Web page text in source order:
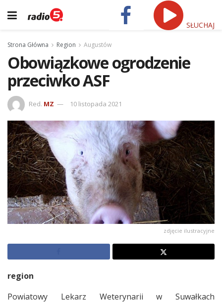
SŁUCHAJ
Strona Główna Region Augustów
Obowiązkowe ogrodzenie
przeciwko ASF
Red. MZ 10 listopada 2021
zdjęcie ilustracyjne
region
Powiatowy Lekarz Weterynarii w Suwałkach